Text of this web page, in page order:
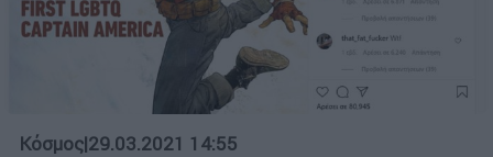
Κόσμος|29.03.2021 14:55